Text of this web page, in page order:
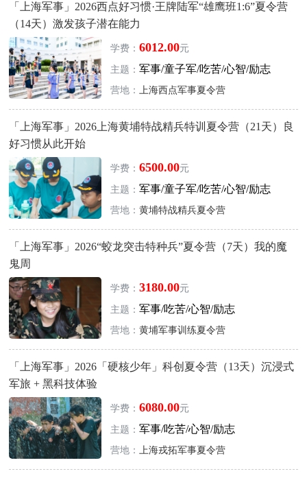
「上海军事」2026西点好习惯·王牌陆军“雄鹰班1:6”夏令营
（14天）激发孩子潜在能力
学费： 6012.00元
主题： 军事/童子军/吃苦/心智/励志
营地： 上海西点军事夏令营
「上海军事」2026上海黄埔特战精兵特训夏令营（21天）良
好习惯从此开始
学费： 6500.00元
主题： 军事/童子军/吃苦/心智/励志
营地： 黄埔特战精兵夏令营
「上海军事」2026“蛟龙突击特种兵”夏令营（7天）我的魔
鬼周
学费： 3180.00元
主题： 军事/吃苦/心智/励志
营地： 黄埔军事训练夏令营
「上海军事」2026「硬核少年」科创夏令营（13天）沉浸式
军旅 + 黑科技体验
学费： 6080.00元
主题： 军事/吃苦/心智/励志
营地： 上海戎拓军事夏令营